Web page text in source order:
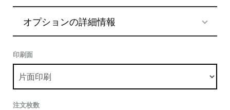
オプションの詳細情報
印刷面
注文枚数